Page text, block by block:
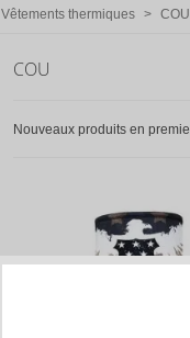
Vêtements thermiques > COU
COU
Nouveaux produits en